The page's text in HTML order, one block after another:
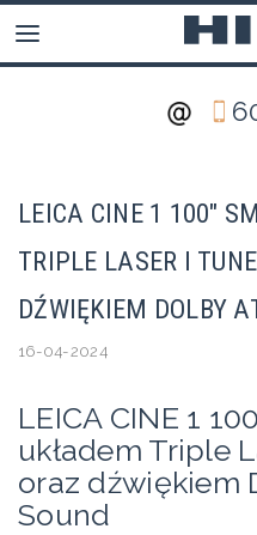
LEICA CINE 1 100"
TRIPLE LASER I
DŹWIĘKIEM DOLBY
16-04-2024
LEICA CINE 1
układem Triple
oraz dźwiękiem
Sound